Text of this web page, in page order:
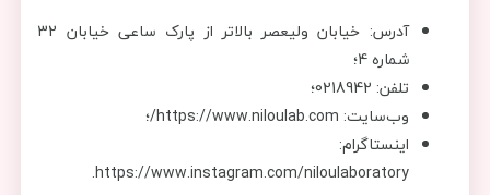
آدرس: خیابان ولیعصر بالاتر از پارک ساعی خیابان 32
شماره 4؛
تلفن: 0218942؛
وب‌سایت: https://www.niloulab.com/؛
اینستاگرام:
https://www.instagram.com/niloulaboratory.